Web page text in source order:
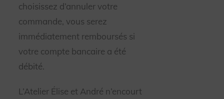
choisissez d’annuler votre
commande, vous serez
immédiatement remboursés si
votre compte bancaire a été
débité.
L’Atelier Élise et André n’encourt